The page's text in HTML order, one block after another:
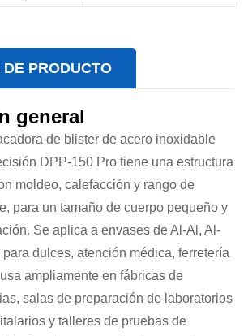
PRODUCTO
general
de blister de acero inoxidable
DPP-150 Pro tiene una estructura
moldeo, calefacción y rango de
para un tamaño de cuerpo pequeño y
Se aplica a envases de Al-Al, Al-
dulces, atención médica, ferretería
ampliamente en fábricas de
salas de preparación de laboratorios
y talleres de pruebas de